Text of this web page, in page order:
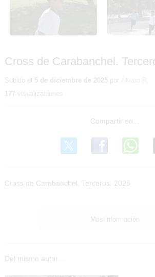
Terceros. 2025
Cross de Carabanchel.
Subido el 5 de diciembre de 2025 por Álvaro R.
177 visualizaciones
Cross de Carabanchel. Terceros. 2025
Más información
Del mismo autor…